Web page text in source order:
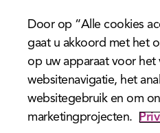
menu
Door op “Alle cookies
gaat u akkoord met het
op uw apparaat voor het
websitenavigatie, het
websitegebruik en om
marketingprojecten.